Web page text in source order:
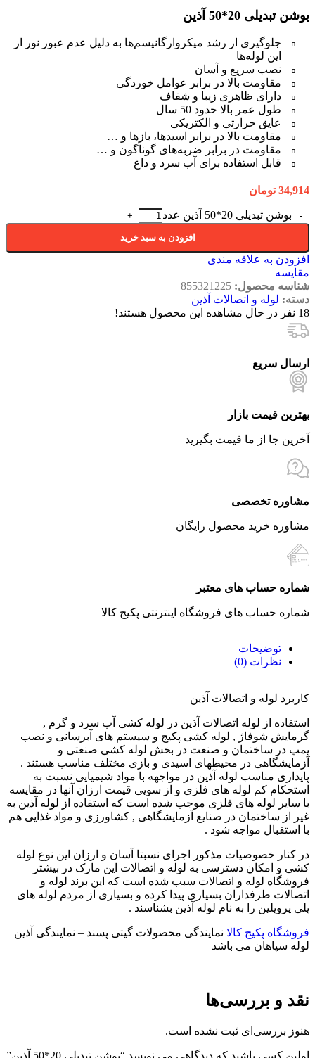
بوشن تبدیلی 20*50 آذین
جلوگیری از رشد میکروارگانیسم‌ها به دلیل عدم عبور نور از
این لوله‌ها
نصب سریع و آسان
مقاومت بالا در برابر عوامل خوردگی
دارای ظاهری زیبا و شفاف
طول عمر بالا حدود 50 سال
عایق حرارتی و الکتریکی
مقاومت بالا در برابر اسیدها، بازها و …
مقاومت در برابر ضربه‌های گوناگون و …
قابل استفاده برای آب سرد و داغ
34,914 تومان
بوشن تبدیلی 20*50 آذین عدد
افزودن به سبد خرید
افزودن به علاقه مندی
مقایسه
شناسه محصول: 855321225
دسته: لوله و اتصالات آذین
18 نفر در حال مشاهده این محصول هستند!
ارسال سریع
بهترین قیمت بازار
آخرین جا از ما قیمت بگیرید
مشاوره تخصصی
مشاوره خرید محصول رایگان
شماره حساب های معتبر
شماره حساب های فروشگاه اینترنتی پکیج کالا
توضیحات
نظرات (0)
کاربرد لوله و اتصالات آذین
استفاده از لوله اتصالات آذین در لوله کشی آب سرد و گرم ,
گرمایش شوفاژ , لوله کشی پکیج و سیستم های آبرسانی و نصب
پمپ در ساختمان و صنعت در بخش لوله کشی صنعتی و
آزمایشگاهی در محیطهای اسیدی و بازی مختلف مناسب هستند .
پایداری مناسب لوله آذین در مواجهه با مواد شیمیایی نسبت به
استحکام کم لوله های فلزی و از سویی قیمت ارزان آنها در مقایسه
با سایر لوله های فلزی موجب شده است که استفاده از لوله آذین به
غیر از ساختمان در صنایع آزمایشگاهی , کشاورزی و مواد غذایی هم
با استقبال مواجه شود .
در کنار خصوصیات مذکور اجرای نسبتا آسان و ارزان این نوع لوله
کشی و امکان دسترسی به لوله و اتصالات این مارک در بیشتر
فروشگاه لوله و اتصالات سبب شده است که این برند لوله و
اتصالات طرفداران بسیاری پیدا کرده و بسیاری از مردم لوله های
پلی پروپلین را به نام لوله آذین بشناسند .
فروشگاه پکیج کالا نمایندگی محصولات گیتی پسند – نمایندگی آذین
لوله سپاهان می باشد
نقد و بررسی‌ها
هنوز بررسی‌ای ثبت نشده است.
اولین کسی باشید که دیدگاهی می نویسد “بوشن تبدیلی 20*50 آذین”